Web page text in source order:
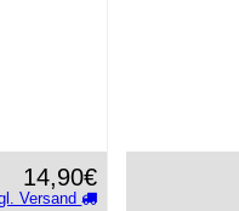
14,90€
Versand